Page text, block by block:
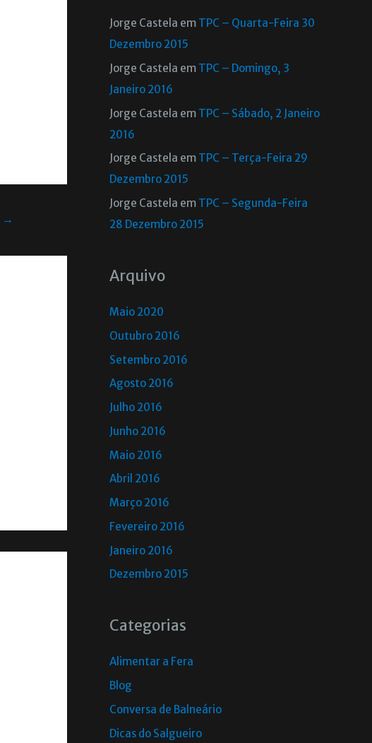
→
Jorge Castela em TPC – Quarta-Feira 30
Dezembro 2015
Jorge Castela em TPC – Domingo, 3
Janeiro 2016
Jorge Castela em TPC – Sábado, 2 Janeiro
2016
Jorge Castela em TPC – Terça-Feira 29
Dezembro 2015
Jorge Castela em TPC – Segunda-Feira
28 Dezembro 2015
Arquivo
Maio 2020
Outubro 2016
Setembro 2016
Agosto 2016
Julho 2016
Junho 2016
Maio 2016
Abril 2016
Março 2016
Fevereiro 2016
Janeiro 2016
Dezembro 2015
Categorias
Alimentar a Fera
Blog
Conversa de Balneário
Dicas do Salgueiro